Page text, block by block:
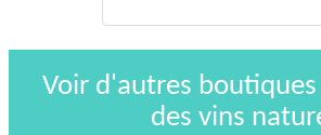
Voir d'autres
des vins